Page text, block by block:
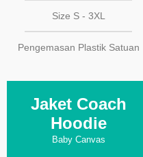
Size S - 3XL
Pengemasan Plastik Satuan
Jaket Coach
Hoodie
Baby Canvas